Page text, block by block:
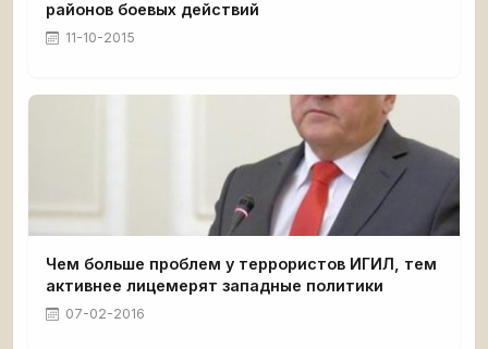
районов боевых действий
11-10-2015
Чем больше проблем у террористов ИГИЛ, тем
активнее лицемерят западные политики
07-02-2016